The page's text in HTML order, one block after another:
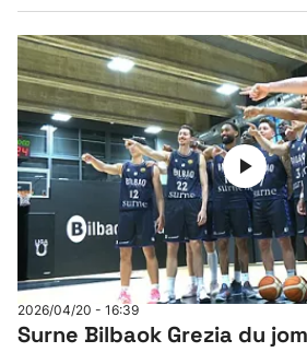
2026/04/20 - 16:39
Surne Bilbaok Grezia du